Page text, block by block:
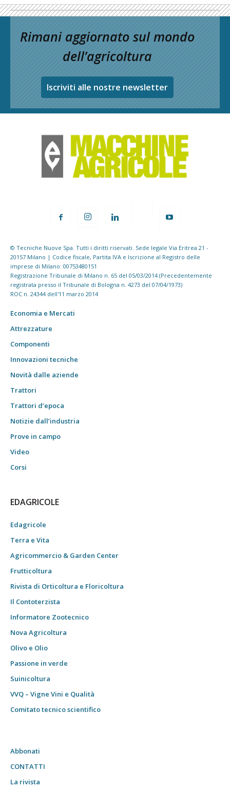
Rimani aggiornato sul mondo
dell’agricoltura
Iscriviti alle nostre newsletter
© Tecniche Nuove Spa. Tutti i diritti riservati. Sede legale Via Eritrea 21 -
20157 Milano | Codice fiscale, Partita IVA e Iscrizione al Registro delle
imprese di Milano: 00753480151
Registrazione Tribunale di Milano n. 65 del 05/03/2014 (Precedentemente
registrata presso il Tribunale di Bologna n. 4273 del 07/04/1973)
ROC n. 24344 dell'11 marzo 2014
Economia e Mercati
Attrezzature
Componenti
Innovazioni tecniche
Novità dalle aziende
Trattori
Trattori d’epoca
Notizie dall’industria
Prove in campo
Video
Corsi
EDAGRICOLE
Edagricole
Terra e Vita
Agricommercio & Garden Center
Frutticoltura
Rivista di Orticoltura e Floricoltura
Il Contoterzista
Informatore Zootecnico
Nova Agricoltura
Olivo e Olio
Passione in verde
Suinicoltura
VVQ – Vigne Vini e Qualità
Comitato tecnico scientifico
Abbonati
CONTATTI
La rivista